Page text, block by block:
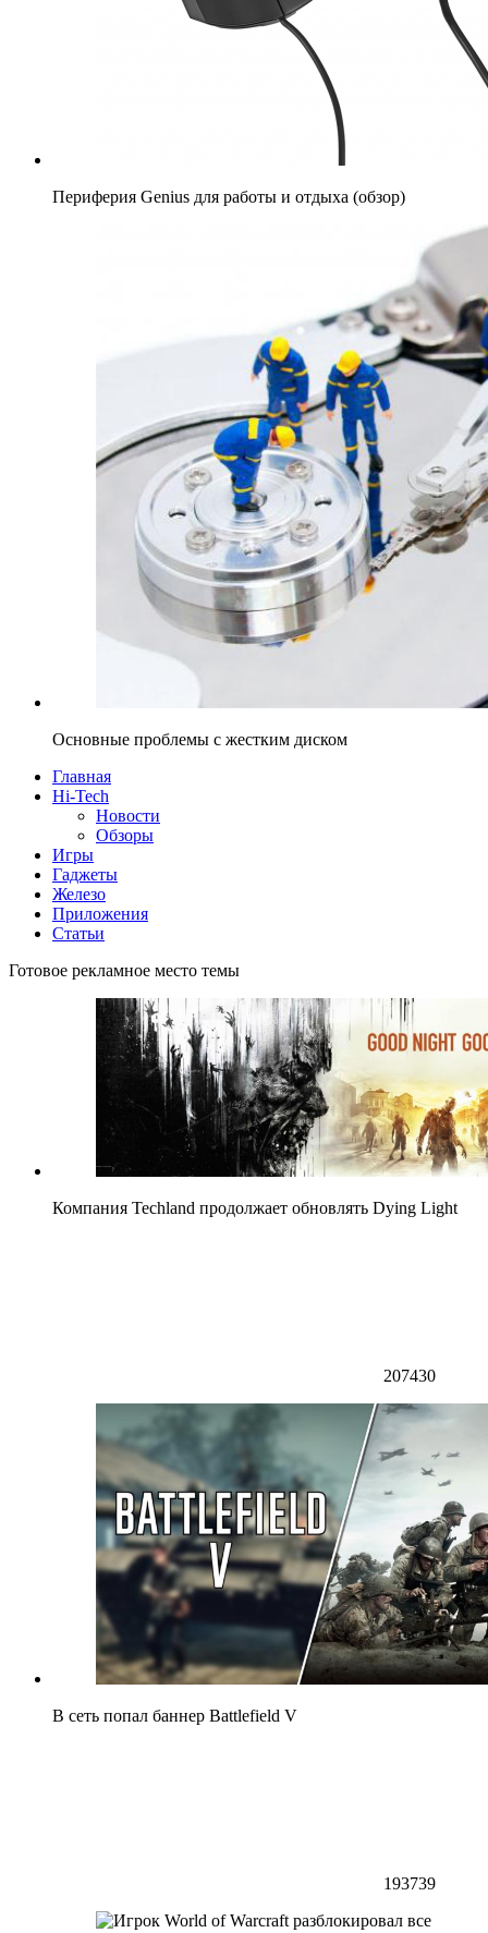
Периферия Genius для работы и отдыха (обзор)
Основные проблемы с жестким диском
Главная
Hi-Tech
Новости
Обзоры
Игры
Гаджеты
Железо
Приложения
Статьи
Готовое рекламное место темы
Компания Techland продолжает обновлять Dying Light
207430
В сеть попал баннер Battlefield V
193739